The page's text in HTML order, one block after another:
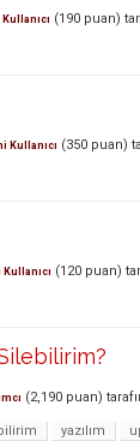
(190 puan)
Kullanıcı (350 puan)
Kullanıcı (120 puan)
(2,190 puan)
yazılım